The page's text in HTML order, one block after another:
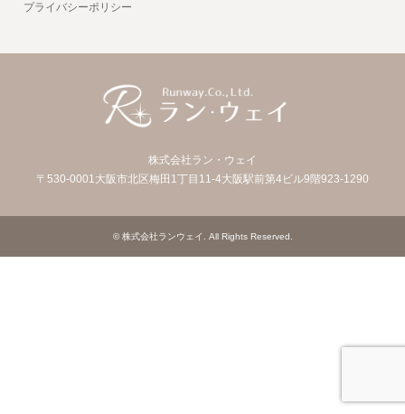
プライバシーポリシー
株式会社ラン・ウェイ
〒530-0001大阪市北区梅田1丁目11-4大阪駅前第4ビル9階923-1290
©株式会社ランウェイ . All Rights Reserved.